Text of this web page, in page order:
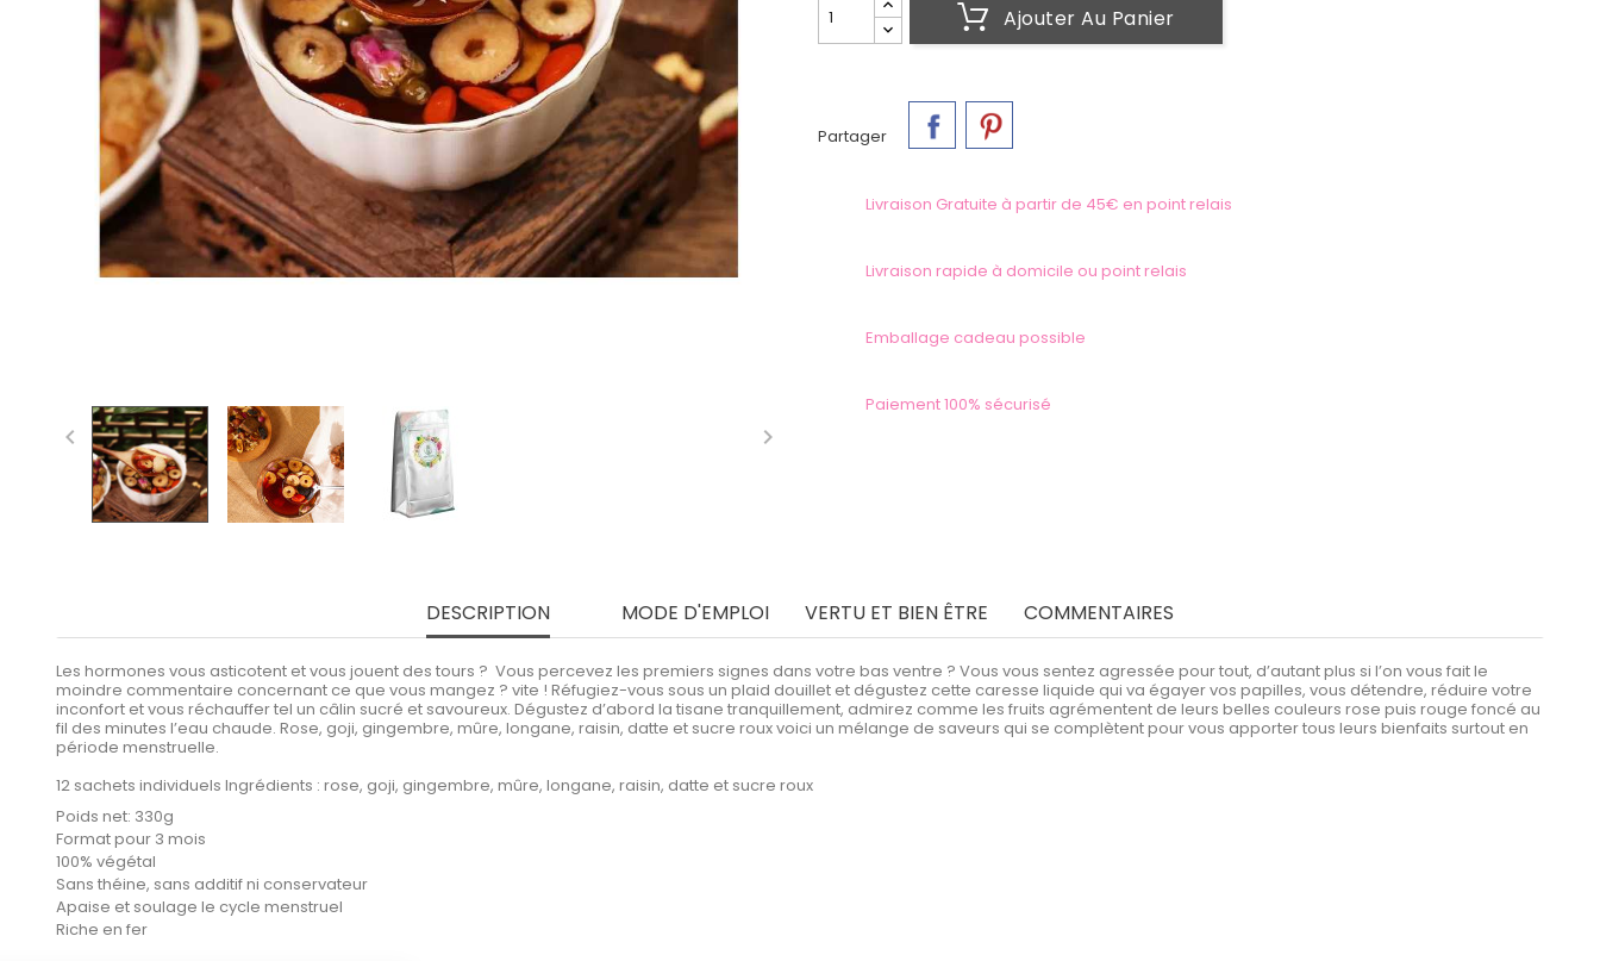
 
Ajouter Au Panier
Partager
Livraison Gratuite à partir de 45€ en point relais
Livraison rapide à domicile ou point relais
Emballage cadeau possible
Paiement 100% sécurisé
DESCRIPTION MODE D'EMPLOI VERTU ET BIEN ÊTRE COMMENTAIRES
Les hormones vous asticotent et vous jouent des tours ? Vous percevez les premiers signes dans votre bas ventre ? Vous vous sentez agressée pour tout, d’autant plus si l’on vous fait le
moindre commentaire concernant ce que vous mangez ? vite ! Réfugiez-vous sous un plaid douillet et dégustez cette caresse liquide qui va égayer vos papilles, vous détendre, réduire votre
inconfort et vous réchauffer tel un câlin sucré et savoureux. Dégustez d’abord la tisane tranquillement, admirez comme les fruits agrémentent de leurs belles couleurs rose puis rouge foncé au
fil des minutes l’eau chaude. Rose, goji, gingembre, mûre, longane, raisin, datte et sucre roux voici un mélange de saveurs qui se complètent pour vous apporter tous leurs bienfaits surtout en
période menstruelle.
12 sachets individuels Ingrédients : rose, goji, gingembre, mûre, longane, raisin, datte et sucre roux
Poids net: 330g
Format pour 3 mois
100% végétal
Sans théine, sans additif ni conservateur
Apaise et soulage le cycle menstruel
Riche en fer